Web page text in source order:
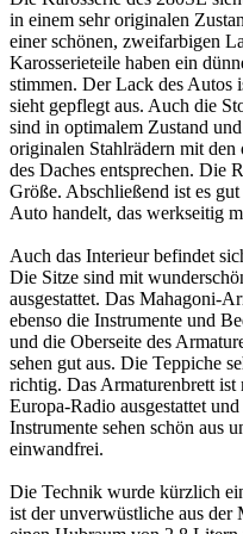
in einem sehr originalen
einer schönen, zweifarbigen
Karosserieteile haben ein
stimmen. Der Lack des Autos
sieht gepflegt aus. Auch die
sind in optimalem Zustand
originalen Stahlrädern mit
des Daches entsprechen. Die
Größe. Abschließend ist es
Auto handelt, das werkseitig
Auch das Interieur befindet
Die Sitze sind mit
ausgestattet. Das Mahagoni-
ebenso die Instrumente und
und die Oberseite des
sehen gut aus. Die Teppiche
richtig. Das Armaturenbrett ist
Europa-Radio ausgestattet
Instrumente sehen schön aus
einwandfrei.
Die Technik wurde kürzlich
ist der unverwüstliche aus